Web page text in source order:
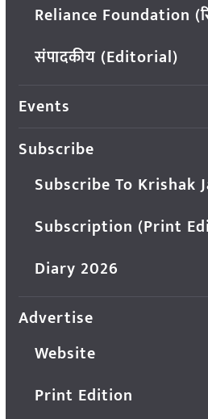
Reliance Foundation
संपादकीय (Editorial)
Events
Subscribe
Subscribe To Krishak
Subscription (Print
Diary 2026
Advertise
Website
Print Edition